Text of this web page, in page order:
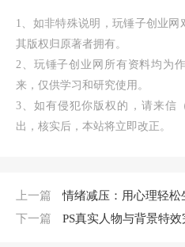
1、如非特殊说明，玩锤子创业网
其版权归原著者拥有。
2、玩锤子创业网所有资料均为
来，仅供学习和研究使用。
3、如有侵犯你版权的，请来信（
出，核实后，本站将立即改正。
上一篇
情绪减压：用心理轻松
下一篇
PS真实人物与背景特